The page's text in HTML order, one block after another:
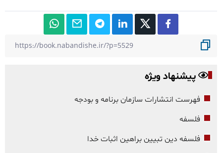
پیشنهاد ویژه
فهرست انتشارات سازمان برنامه و بودجه
فلسفه
فلسفه دین تبیین براهین اثبات خدا